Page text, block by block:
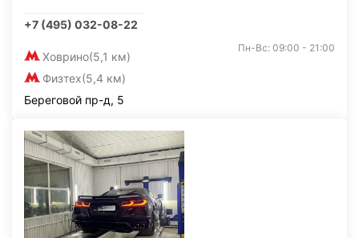
+7 (495) 032-08-22
Ховрино(5,1 км)
Физтех(5,4 км)
Пн-Вс: 09:00 - 21:00
Береговой пр-д, 5